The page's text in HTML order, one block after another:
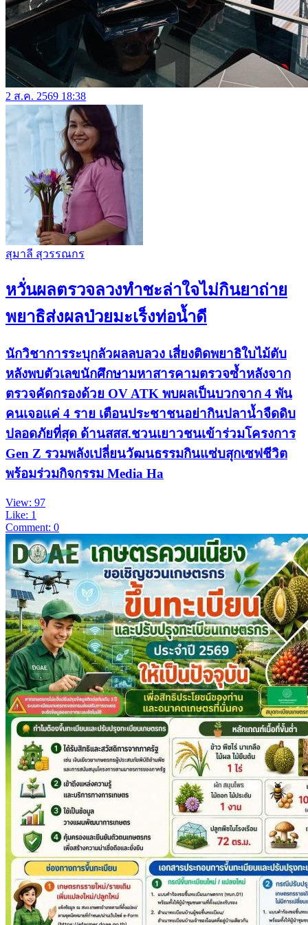
2 ส.ค. 2569 18:38
สุมาลี สุวรรณกร
หวั่นผลตรวจลวงทำชะล่าใจไม่กินยาถ่าย
พยาธิส่งผลป่วยมะเร็งท่อน้ำดี
นักวิชาการระบุกลัวผลลบลวง เสี่ยงติดพยาธิใบไม้ตับ
หลังพบตัวเลขนักศึกษามหาสารคามตรวจซ้ำหลังจาก
ตรวจคัดกรองด้วย OV ATK พบผลเป็นบวกจาก 4 พัน
คนเจอแค่ 4 ราย เตือนประชาชนอย่ากินปลาน้ำจืดดิบ
ปลอดภัยที่สุด ด้านสสส.ชวนเยาวชนเข้าร่วมโครงการ
Gen Z รวมพลังเปลี่ยนวัฒนธรรมกินแซ่บสุกเซฟชีวิต
พร้อมร่วมกิจกรรม Media Ha
View: 97
Like: 1
Comment: 0